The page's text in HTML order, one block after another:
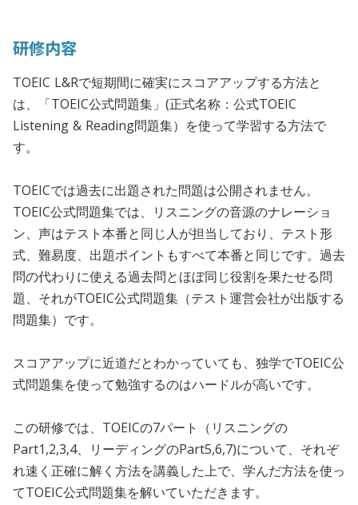
研修内容
TOEIC L&Rで短期間に確実にスコアアップする方法と
は、「TOEIC公式問題集」(正式名称：公式TOEIC
Listening & Reading問題集）を使って学習する方法で
す。
TOEICでは過去に出題された問題は公開されません。
TOEIC公式問題集では、リスニングの音源のナレーショ
ン、声はテスト本番と同じ人が担当しており、テスト形
式、難易度、出題ポイントもすべて本番と同じです。過去
問の代わりに使える過去問とほぼ同じ役割を果たせる問
題、それがTOEIC公式問題集（テスト運営会社が出版する
問題集）です。
スコアアップに近道だとわかっていても、独学でTOEIC公
式問題集を使って勉強するのはハードルが高いです。
この研修では、TOEICの7パート（リスニングの
Part1,2,3,4、リーディングのPart5,6,7)について、それぞ
れ速く正確に解く方法を講義した上で、学んだ方法を使っ
てTOEIC公式問題集を解いていただきます。